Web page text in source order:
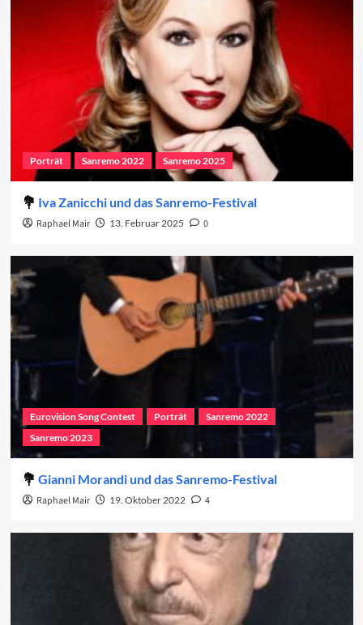
Porträt Sanremo 2022 Sanremo 2025
Iva Zanicchi und das Sanremo-Festival
Raphael Mair 13. Februar 2025 0
Eurovision Song Contest Porträt
Sanremo 2022
Sanremo 2023
Gianni Morandi und das Sanremo-Festival
Raphael Mair 19. Oktober 2022 4